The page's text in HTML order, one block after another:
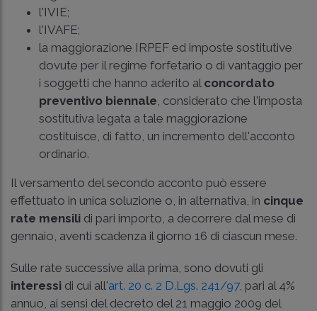
l'IVIE;
l'IVAFE;
la maggiorazione IRPEF ed imposte sostitutive
dovute per il regime forfetario o di vantaggio per
i soggetti che hanno aderito al concordato
preventivo biennale , considerato che l'imposta
sostitutiva legata a tale maggiorazione
costituisce, di fatto, un incremento dell'acconto
ordinario.
Il versamento del secondo acconto può essere
effettuato in unica soluzione o, in alternativa, in cinque
rate mensili di pari importo, a decorrere dal mese di
gennaio, aventi scadenza il giorno 16 di ciascun mese.
Sulle rate successive alla prima, sono dovuti gli
interessi di cui all'art. 20 c. 2 D.Lgs. 241/97, pari al 4%
annuo, ai sensi del decreto del 21 maggio 2009 del